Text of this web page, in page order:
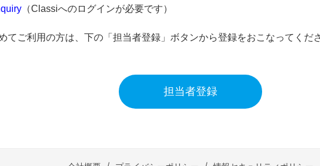
（Classiへのログインが必要です）
てご利用の方は、下の「担当者登録」ボタンから登録をおこなってくださ